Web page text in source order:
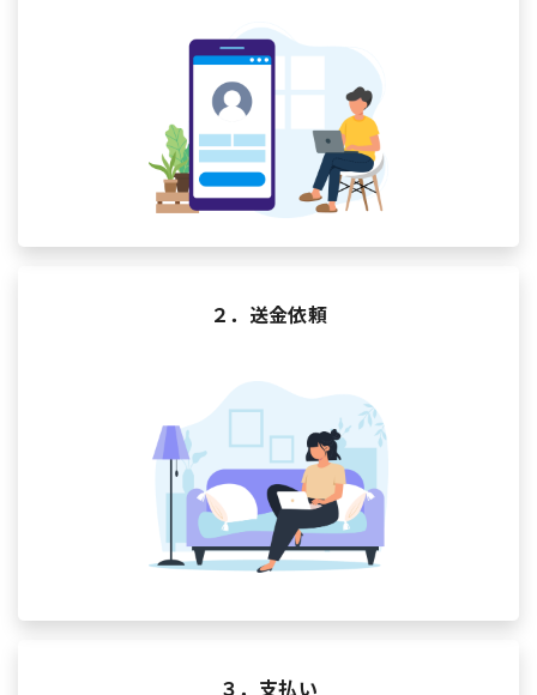
２．送金依頼
３．支払い